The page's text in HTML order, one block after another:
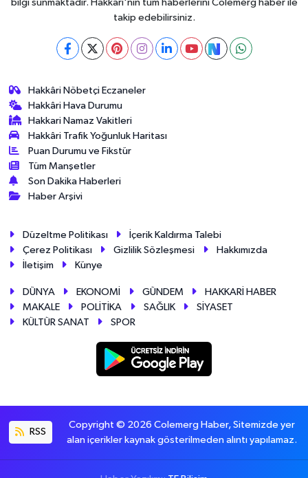
bilgi sunmaktadır. Hakkari'nin tüm haberlerini Colemérg haber ile
takip edebilirsiniz.
Hakkâri Nöbetçi Eczaneler
Hakkâri Hava Durumu
Hakkari Namaz Vakitleri
Hakkâri Trafik Yoğunluk Haritası
Puan Durumu ve Fikstür
Tüm Manşetler
Son Dakika Haberleri
Haber Arşivi
Düzeltme Politikası
İçerik Kaldırma Talebi
Çerez Politikası
Gizlilik Sözleşmesi
Hakkımızda
İletişim
Künye
DÜNYA EKONOMİ GÜNDEM
HAKKARİ HABER
MAKALE
POLİTİKA SAĞLIK
SİYASET
KÜLTÜR SANAT
SPOR
RSS
Copyright © 2026 Colemerg Haber, Sitemizde yer
alan içerikler kaynak gösterilmeden alıntı yapılamaz.